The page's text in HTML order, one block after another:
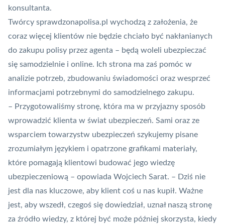
konsultanta.
Twórcy sprawdzonapolisa.pl wychodzą z założenia, że
coraz więcej klientów nie będzie chciało być nakłanianych
do zakupu polisy przez agenta – będą woleli ubezpieczać
się samodzielnie i online. Ich strona ma zaś pomóc w
analizie potrzeb, zbudowaniu świadomości oraz wesprzeć
informacjami potrzebnymi do samodzielnego zakupu.
– Przygotowaliśmy stronę, która ma w przyjazny sposób
wprowadzić klienta w świat ubezpieczeń. Sami oraz ze
wsparciem towarzystw ubezpieczeń szykujemy pisane
zrozumiałym językiem i opatrzone grafikami materiały,
które pomagają klientowi budować jego wiedzę
ubezpieczeniową – opowiada Wojciech Sarat. – Dziś nie
jest dla nas kluczowe, aby klient coś u nas kupił. Ważne
jest, aby wszedł, czegoś się dowiedział, uznał naszą stronę
za źródło wiedzy, z której być może później skorzysta, kiedy